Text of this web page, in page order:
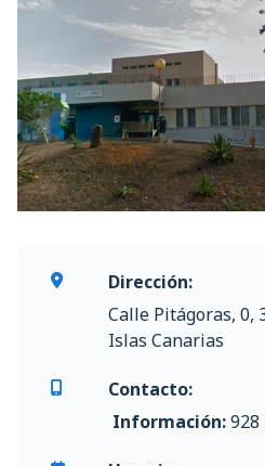
Dirección:
Calle Pitágoras, 0,
Islas Canarias
Contacto:
Información:928